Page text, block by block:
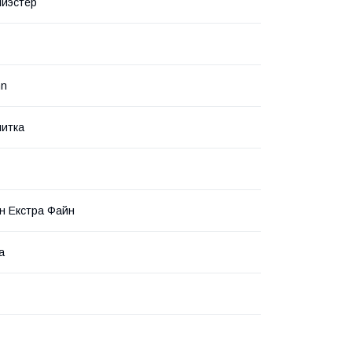
Екстра Файн